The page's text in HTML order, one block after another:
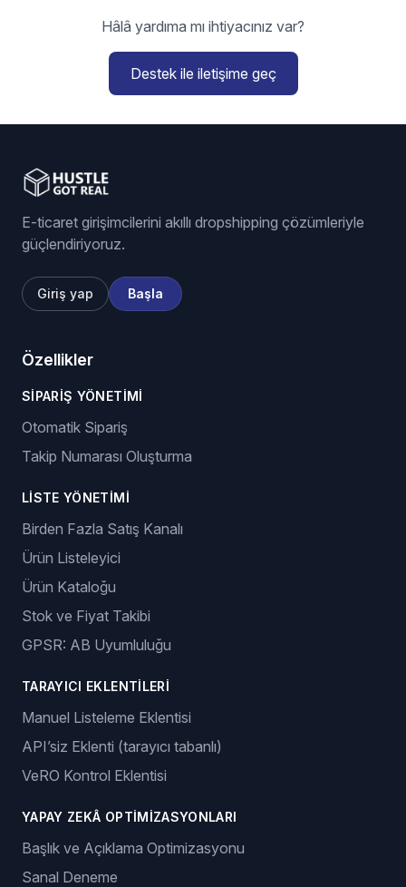
Hâlâ yardıma mı ihtiyacınız var?
Destek ile iletişime geç
E-ticaret girişimcilerini akıllı dropshipping çözümleriyle
güçlendiriyoruz.
Giriş yap Başla
Özellikler
SIPARIŞ YÖNETIMI
Otomatik Sipariş
Takip Numarası Oluşturma
LISTE YÖNETIMI
Birden Fazla Satış Kanalı
Ürün Listeleyici
Ürün Kataloğu
Stok ve Fiyat Takibi
GPSR: AB Uyumluluğu
TARAYICI EKLENTILERI
Manuel Listeleme Eklentisi
API’siz Eklenti (tarayıcı tabanlı)
VeRO Kontrol Eklentisi
YAPAY ZEKÂ OPTIMIZASYONLARI
Başlık ve Açıklama Optimizasyonu
Sanal Deneme